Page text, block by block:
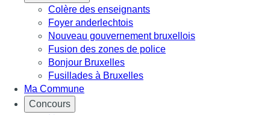
Colère des enseignants
Foyer anderlechtois
Nouveau gouvernement bruxellois
Fusion des zones de police
Bonjour Bruxelles
Fusillades à Bruxelles
Ma Commune
Concours